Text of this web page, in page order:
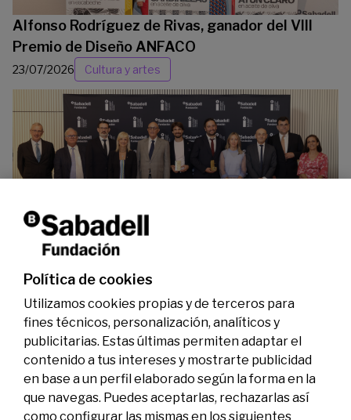
Alfonso Rodríguez de Rivas, ganador del VIII
Premio de Diseño ANFACO
23/07/2026 Cultura y artes
La Fundación Banco Sabadell reconoce a dos
investigadores en los ámbitos de la edición del
genoma y la energía limpia
07/07/2026 Premios
Política de cookies
Utilizamos cookies propias y de terceros para
fines técnicos, personalización, analíticos y
publicitarias. Estas últimas permiten adaptar el
contenido a tus intereses y mostrarte publicidad
en base a un perfil elaborado según la forma en la
que navegas. Puedes aceptarlas, rechazarlas así
como configurar las mismas en los siguientes